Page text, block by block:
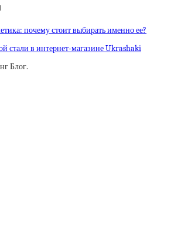
почему стоит выбирать именно ее?
стали в интернет-магазине Ukrashaki
Блог.